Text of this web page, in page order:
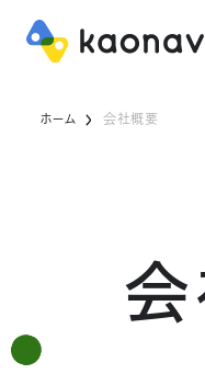
ホーム 会社概要